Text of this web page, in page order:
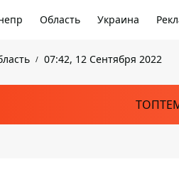
Область Украина
07:42, 12 Сентября 2022